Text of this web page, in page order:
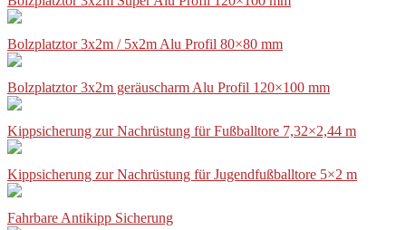
Bolzplatztor 3x2m / 5x2m Alu Profil 80×80 mm
Bolzplatztor 3x2m geräuscharm Alu Profil 120×100 mm
Kippsicherung zur Nachrüstung für Fußballtore 7,32×2,44 m
Kippsicherung zur Nachrüstung für Jugendfußballtore 5×2 m
Fahrbare Antikipp Sicherung